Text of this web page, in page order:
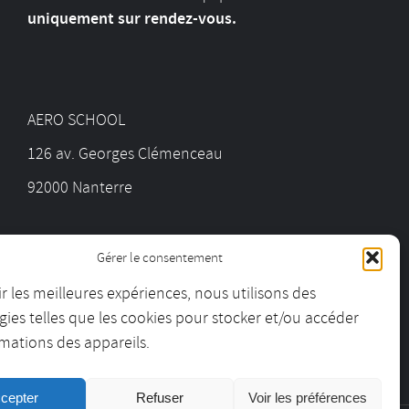
Gérer le consentement
les meilleures expériences, nous utilisons des
telles que les cookies pour stocker et/ou accéder
des appareils.
Refuser Voir les préférences
uniquement sur rendez-vous.
AERO SCHOOL
126 av. Georges Clémenceau
92000 Nanterre
01 55 69 19 30
contact@aeroschool.fr